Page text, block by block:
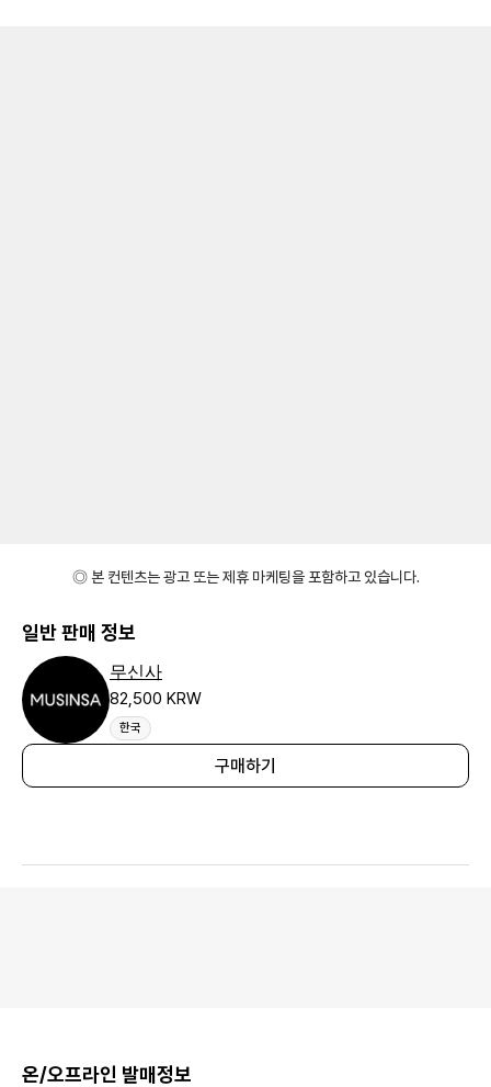
◎ 본 컨텐츠는 광고 또는 제휴 마케팅을 포함하고 있습니다.
일반 판매 정보
무신사
82,500 KRW
한국
구매하기
온/오프라인 발매정보